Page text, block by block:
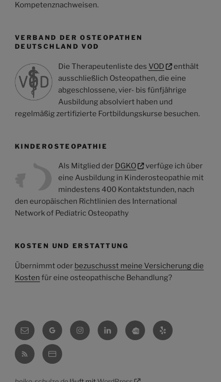
Kompetenznachweisen.
VERBAND DER OSTEOPATHEN
DEUTSCHLAND VOD
Die Therapeutenliste des VOD
enthält
ausschließlich Osteopathen, die eine
abgeschlossene, vier- bis fünfjährige
Ausbildung absolviert haben und
regelmäßig zertifizierte Fortbildungskurse besuchen.
KINDEROSTEOPATHIE
Als Mitglied der DGKO
verfüge ich über
eine Ausbildung in Kinderosteopathie mit
mindestens 400 Kontaktstunden, nach
den europäischen Richtlinien des International
Network of Pediatric Osteopathy
KOSTEN UND ERSTATTUNG
Übernimmt oder bezuschusst meine Versicherung die
Kosten für eine osteopathische Behandlung?
E-
Mail
Google InstagramLinkedinOsteokompass
Yelp
RSS VCF